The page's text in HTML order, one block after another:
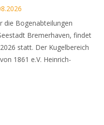
die Bogenabteilungen
Bremerhaven, findet
statt. Der Kugelbereich
1861 e.V. Heinrich-